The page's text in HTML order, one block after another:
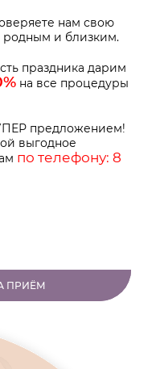
нам свою
родным и близким.
праздника дарим
на все процедуры
предложением!
выгодное
по телефону: 8
ПРИЁМ